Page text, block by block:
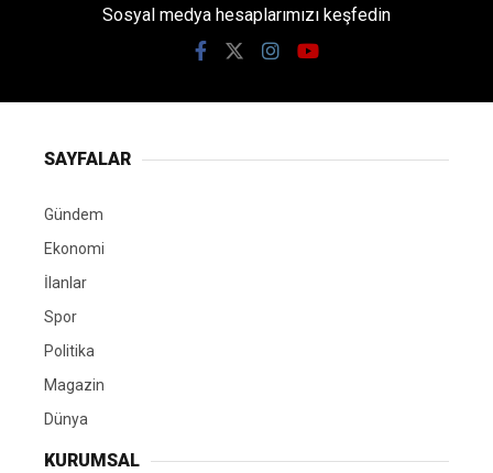
Sosyal medya hesaplarımızı keşfedin
SAYFALAR
Gündem
Ekonomi
İlanlar
Spor
Politika
Magazin
Dünya
KURUMSAL